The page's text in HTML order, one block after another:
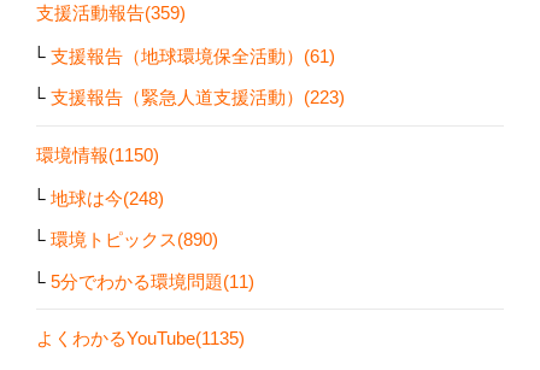
支援活動報告(359)
支援報告（地球環境保全活動）(61)
支援報告（緊急人道支援活動）(223)
環境情報(1150)
地球は今(248)
環境トピックス(890)
5分でわかる環境問題(11)
よくわかるYouTube(1135)